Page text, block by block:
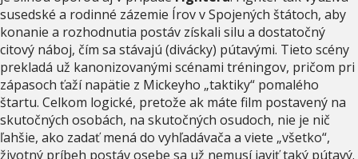
susedské a rodinné zázemie Írov v Spojených štátoch, aby
konanie a rozhodnutia postáv získali silu a dostatočný
citový náboj, čím sa stávajú (divácky) pútavými. Tieto scény
prekladá už kanonizovanými scénami tréningov, pričom pri
zápasoch ťaží napätie z Mickeyho „taktiky“ pomalého
štartu. Celkom logické, pretože ak máte film postavený na
skutočných osobách, na skutočných osudoch, nie je nič
ľahšie, ako zadať mená do vyhľadávača a viete „všetko“,
životný príbeh postáv osebe sa už nemusí javiť taký pútavý.